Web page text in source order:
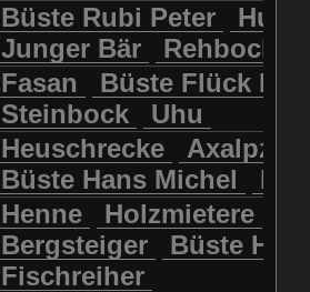
Büste Rubi Peter
Junger Bär
Fasan
Büste Flück
Steinbock
Uhu
Heuschrecke
Büste Hans Michel
Henne Holzmietere
Bergsteiger
Büste HP
Fischreiher